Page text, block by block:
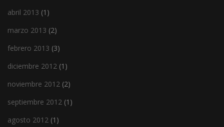
abril 2013 (1)
marzo 2013 (2)
febrero 2013 (3)
diciembre 2012 (1)
noviembre 2012 (2)
septiembre 2012 (1)
agosto 2012 (1)